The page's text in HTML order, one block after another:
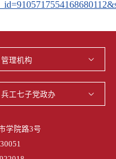
学院路3号